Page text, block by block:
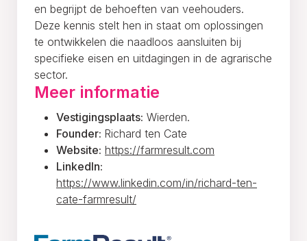
en begrijpt de behoeften van veehouders.
Deze kennis stelt hen in staat om oplossingen
te ontwikkelen die naadloos aansluiten bij
specifieke eisen en uitdagingen in de agrarische
sector.
Meer informatie
Vestigingsplaats: Wierden.
Founder: Richard ten Cate
Website: https://farmresult.com
LinkedIn:
https://www.linkedin.com/in/richard-ten-
cate-farmresult/